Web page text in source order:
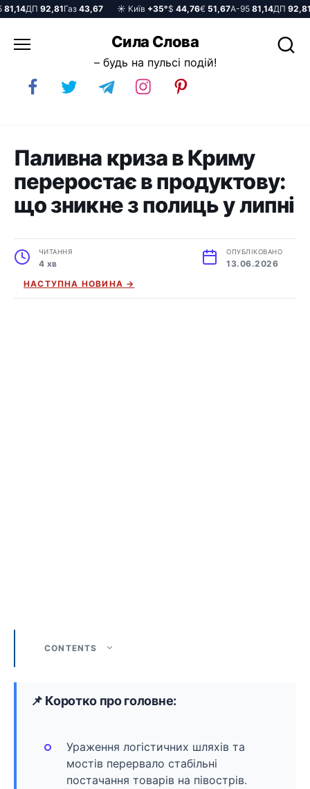
ДП92,81Газ43,67 ☀️ Київ+35°$44,76€51,67А-9581,14ДП92,81
до
Сила Слова
– будь на пульсі подій!
Паливна криза в Криму
переростає в продуктову:
що зникне з полиць у липні
ЧИТАННЯ
4 хв
ОПУБЛІКОВАНО
13.06.2026
НАСТУПНА НОВИНА →
CONTENTS
📌 Коротко про головне:
Ураження логістичних шляхів та
мостів перервало стабільні
постачання товарів на півострів.